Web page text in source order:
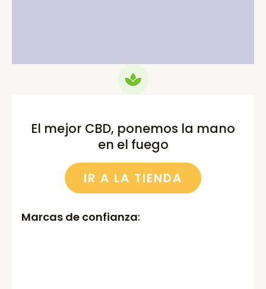
El mejor CBD, ponemos la mano
en el fuego
IR A LA TIENDA
Marcas de confianza: